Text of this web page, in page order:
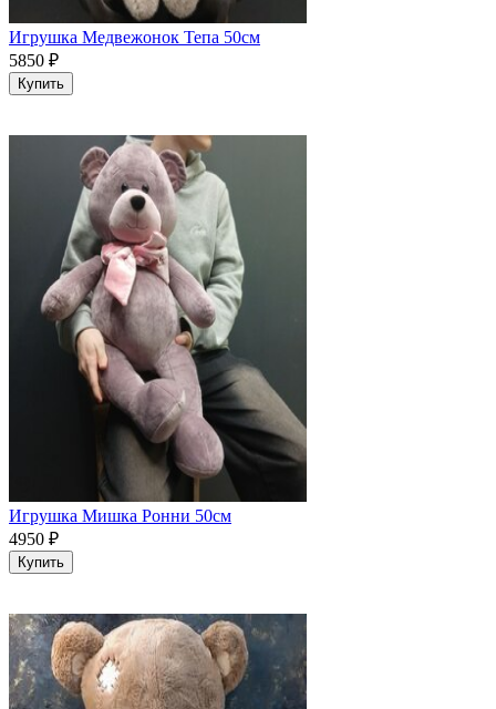
Игрушка Медвежонок Тепа 50см
5850 ₽
Купить
Игрушка Мишка Ронни 50см
4950 ₽
Купить